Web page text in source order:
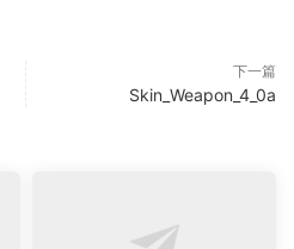
下一篇
Skin_Weapon_4_0a